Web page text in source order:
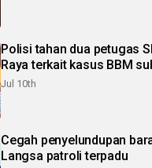
Polisi tahan dua petugas
Raya terkait kasus BBM
Jul 10th
Cegah penyelundupan
Langsa patroli terpadu